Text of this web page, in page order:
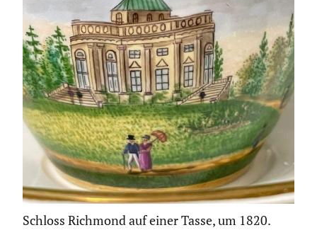
Schloss Richmond auf einer Tasse, um 1820.